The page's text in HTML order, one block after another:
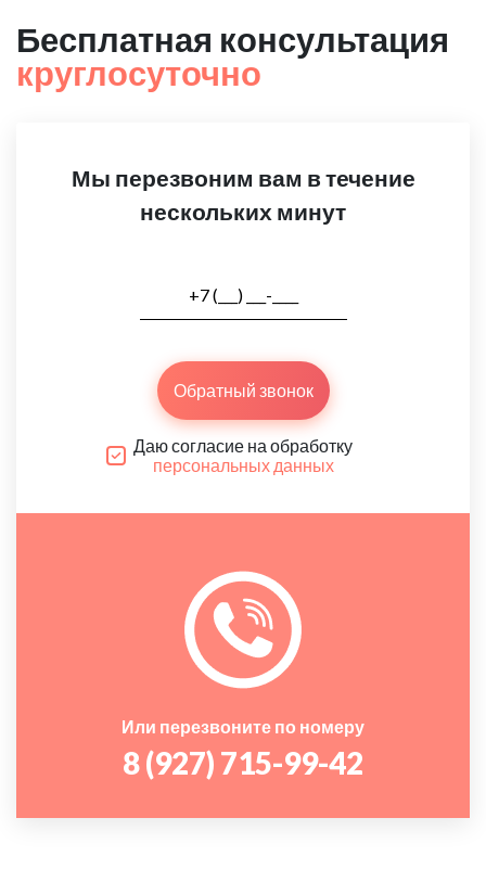
Бесплатная консультация
круглосуточно
Мы перезвоним вам в течение
нескольких минут
Обратный звонок
Даю согласие на обработку
персональных данных
Или перезвоните по номеру
8 (927) 715-99-42